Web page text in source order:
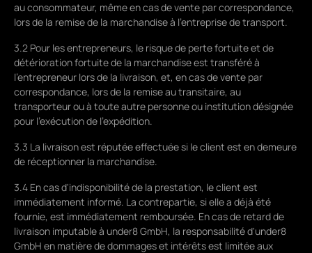
au consommateur, même en cas de vente par correspondance,
lors de la remise de la marchandise à l'entreprise de transport.
3.2 Pour les entrepreneurs, le risque de perte fortuite et de
détérioration fortuite de la marchandise est transféré à
l'entrepreneur lors de la livraison, et, en cas de vente par
correspondance, lors de la remise au transitaire, au
transporteur ou à toute autre personne ou institution désignée
pour l'exécution de l'expédition.
3.3 La livraison est réputée effectuée si le client est en demeure
de réceptionner la marchandise.
3.4 En cas d'indisponibilité de la prestation, le client est
immédiatement informé. La contrepartie, si elle a déjà été
fournie, est immédiatement remboursée. En cas de retard de
livraison imputable à under8 GmbH, la responsabilité d'under8
GmbH en matière de dommages et intérêts est limitée aux